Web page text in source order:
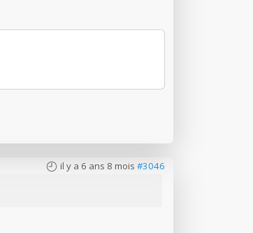
il y a 6 ans 8 mois #3046